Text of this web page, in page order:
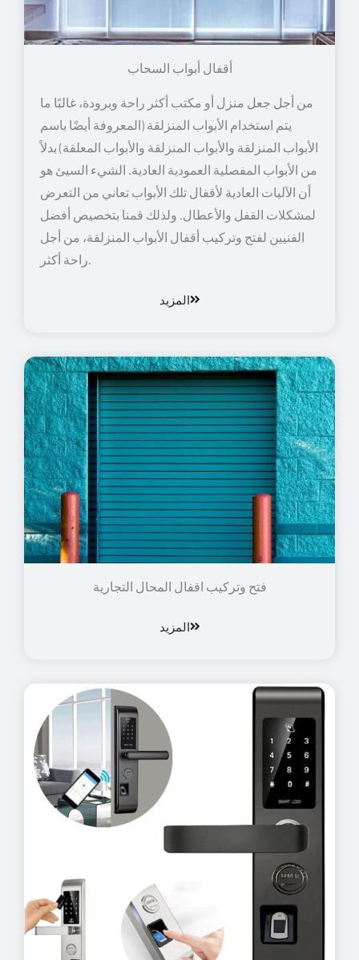
أقفال أبواب السحاب
من أجل جعل منزل أو مكتب أكثر راحة وبرودة، غالبًا ما
يتم استخدام الأبواب المنزلقة (المعروفة أيضًا باسم
الأبواب المنزلقة والأبواب المنزلقة والأبواب المعلقة) بدلاً
من الأبواب المفصلية العمودية العادية. الشيء السيئ هو
أن الآليات العادية لأقفال تلك الأبواب تعاني من التعرض
لمشكلات القفل والأعطال. ولذلك قمنا بتخصيص أفضل
الفنيين لفتح وتركيب أقفال الأبواب المنزلقة، من أجل
راحة أكثر.
المزيد
فتح وتركيب اقفال المحال التجارية
المزيد